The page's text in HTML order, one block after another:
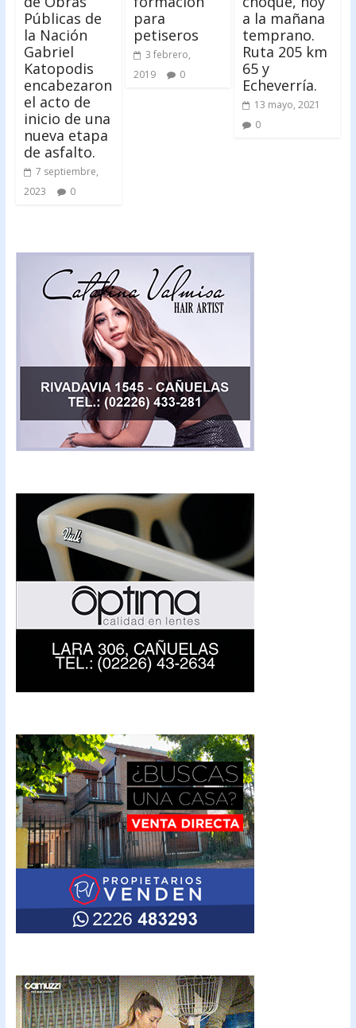
Públicas de
la Nación
Gabriel
Katopodis
encabezaron
el acto de
inicio de una
nueva etapa
de asfalto.
7 septiembre,
2023
0
para
petiseros
3 febrero,
2019
0
a la mañana
temprano.
Ruta 205 km
65 y
Echeverría.
13 mayo, 2021
0